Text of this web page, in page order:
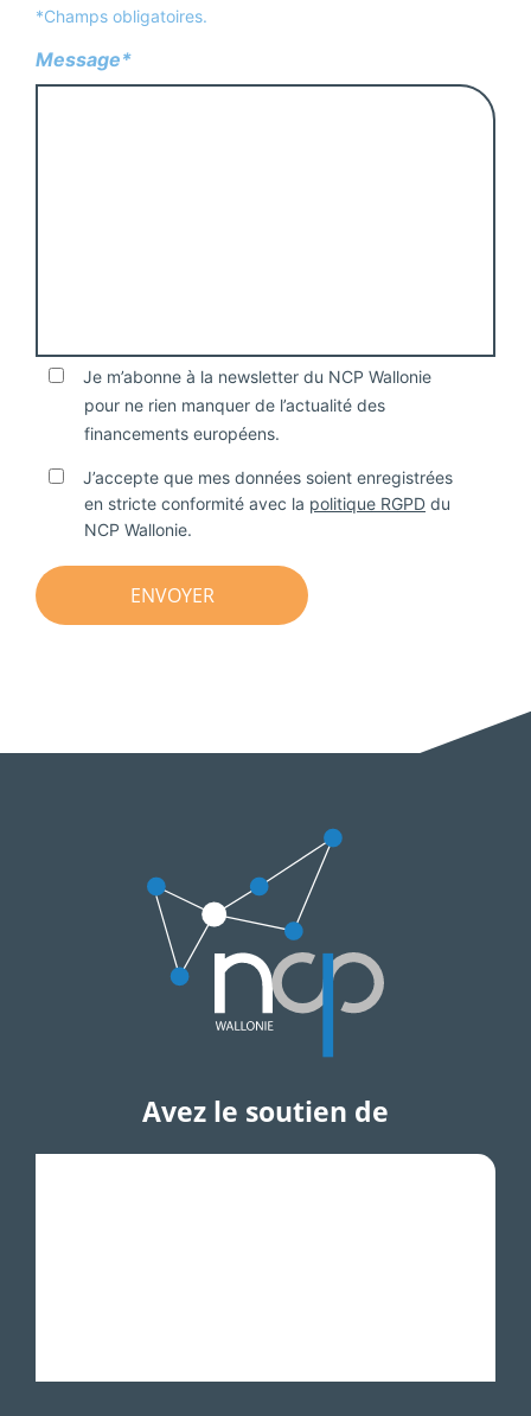
*Champs obligatoires.
Message*
Je m’abonne à la newsletter du NCP Wallonie
pour ne rien manquer de l’actualité des
financements européens.
J’accepte que mes données soient enregistrées
en stricte conformité avec la politique RGPD du
NCP Wallonie.
Avez le soutien de